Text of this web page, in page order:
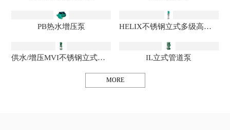
PB热水增压泵 HELIX不锈钢立式多级高效离心泵
供水/增压MVI不锈钢立式多级离心泵 IL立式管道泵
MORE